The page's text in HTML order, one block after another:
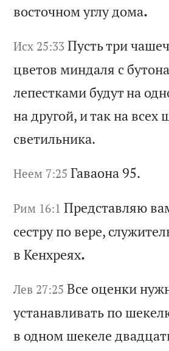
восточномуглудома.
Исх 25:33 Пустьтричаше
цветовминдаля с буто
лепестками будутна одн
надругой, итак на всех
светильника.
Неем 7:25 Гаваона 95.
Рим 16:1 Представляю ва
сеструпо вере, служите
вКенхреях.
Лев 27:25 Все оценки нуж
устанавливать по шеке
в одном шекеле двадцат